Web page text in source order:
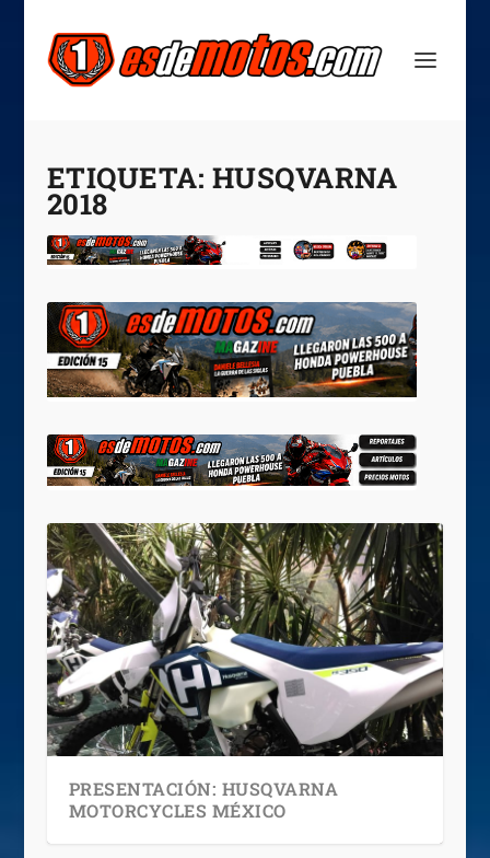
ETIQUETA: HUSQVARNA
2018
PRESENTACIÓN: HUSQVARNA
MOTORCYCLES MÉXICO